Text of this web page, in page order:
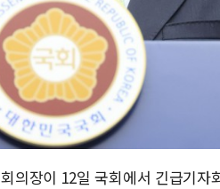
의장이 12일 국회에서 긴급기자